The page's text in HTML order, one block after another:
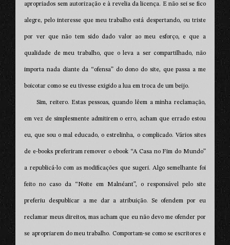
apropriados sem autorização e à revelia da licença. E não sei se fico
alegre, pelo interesse que meu trabalho está despertando, ou triste
por ver que não tem sido dado valor ao meu esforço, e que a
qualidade de meu trabalho, que o leva a ser compartilhado, não
importa nada diante da “ofensa” do dono do site, que passa a me
boicotar como se eu tivesse exigido a lua em troca de um beijo.
Sim, reitero. Estas pessoas, quando lêem a minha reclamação,
em vez de simplesmente admitirem o erro, acham que errado estou
eu, que sou o mal educado, o estrelinha, o complicado. Vários sites
de e-books preferiram remover o ebook “A Casa no Fim do Mundo”
a republicá-lo com as modificações que sugeri. Algo semelhante foi
feito no caso da “Noite em Malnéant”, o responsável pelo site
preferiu despublicar a me dar a atribuição. Se ofendem por eu
reclamar meus direitos, mas acham que eu não devo me ofender por
se apropriarem do meu trabalho. Comportam-se como se escritores e